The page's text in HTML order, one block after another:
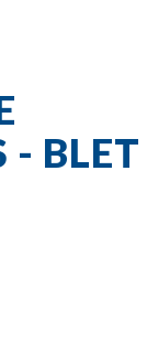
- BLET